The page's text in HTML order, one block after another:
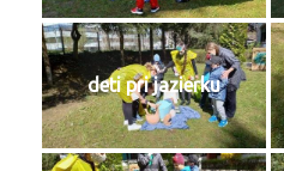
deti pri jazierku